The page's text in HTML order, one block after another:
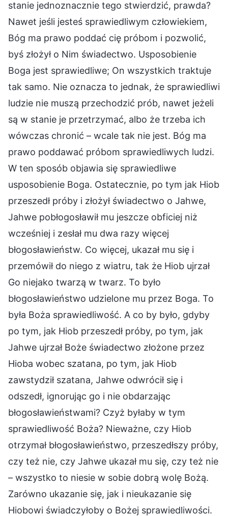
stanie jednoznacznie tego stwierdzić, prawda?
Nawet jeśli jesteś sprawiedliwym człowiekiem,
Bóg ma prawo poddać cię próbom i pozwolić,
byś złożył o Nim świadectwo. Usposobienie
Boga jest sprawiedliwe; On wszystkich traktuje
tak samo. Nie oznacza to jednak, że sprawiedliwi
ludzie nie muszą przechodzić prób, nawet jeżeli
są w stanie je przetrzymać, albo że trzeba ich
wówczas chronić – wcale tak nie jest. Bóg ma
prawo poddawać próbom sprawiedliwych ludzi.
W ten sposób objawia się sprawiedliwe
usposobienie Boga. Ostatecznie, po tym jak Hiob
przeszedł próby i złożył świadectwo o Jahwe,
Jahwe pobłogosławił mu jeszcze obficiej niż
wcześniej i zesłał mu dwa razy więcej
błogosławieństw. Co więcej, ukazał mu się i
przemówił do niego z wiatru, tak że Hiob ujrzał
Go niejako twarzą w twarz. To było
błogosławieństwo udzielone mu przez Boga. To
była Boża sprawiedliwość. A co by było, gdyby
po tym, jak Hiob przeszedł próby, po tym, jak
Jahwe ujrzał Boże świadectwo złożone przez
Hioba wobec szatana, po tym, jak Hiob
zawstydził szatana, Jahwe odwrócił się i
odszedł, ignorując go i nie obdarzając
błogosławieństwami? Czyż byłaby w tym
sprawiedliwość Boża? Nieważne, czy Hiob
otrzymał błogosławieństwo, przeszedłszy próby,
czy też nie, czy Jahwe ukazał mu się, czy też nie
– wszystko to niesie w sobie dobrą wolę Bożą.
Zarówno ukazanie się, jak i nieukazanie się
Hiobowi świadczyłoby o Bożej sprawiedliwości.